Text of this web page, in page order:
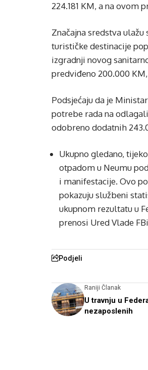
224.181 KM, a na ovom
Značajna sredstva
turističke destinacije
izgradnji novog
predviđeno 200.000
Podsjećaju da je
potrebe rada na
odobreno dodatnih
Ukupno gledano,
otpadom u Neumu
i manifestacije. Ovo
pokazuju službeni
ukupnom rezultatu u
prenosi Ured Vlade
Podjeli
Raniji Članak
U travnju u
nezaposlenih